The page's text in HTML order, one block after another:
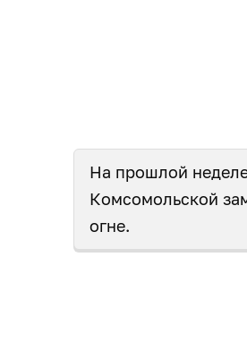
На прошлой
Комсомольской
огне.